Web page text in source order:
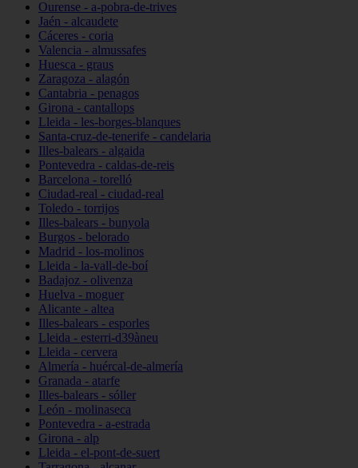
Ourense - a-pobra-de-trives
Jaén - alcaudete
Cáceres - coria
Valencia - almussafes
Huesca - graus
Zaragoza - alagón
Cantabria - penagos
Girona - cantallops
Lleida - les-borges-blanques
Santa-cruz-de-tenerife - candelaria
Illes-balears - algaida
Pontevedra - caldas-de-reis
Barcelona - torelló
Ciudad-real - ciudad-real
Toledo - torrijos
Illes-balears - bunyola
Burgos - belorado
Madrid - los-molinos
Lleida - la-vall-de-boí
Badajoz - olivenza
Huelva - moguer
Alicante - altea
Illes-balears - esporles
Lleida - esterri-d39àneu
Lleida - cervera
Almería - huércal-de-almería
Granada - atarfe
Illes-balears - sóller
León - molinaseca
Pontevedra - a-estrada
Girona - alp
Lleida - el-pont-de-suert